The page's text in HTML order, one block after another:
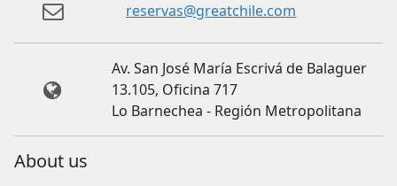
reservas@greatchile.com
Av. San José María Escrivá de Balaguer
13.105, Oficina 717
Lo Barnechea - Región Metropolitana
About us